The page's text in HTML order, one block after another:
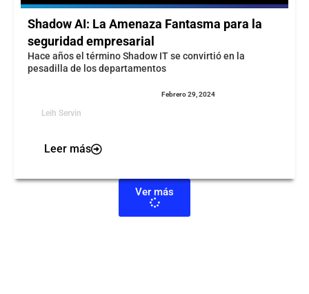
Shadow AI: La Amenaza Fantasma para la
seguridad empresarial
Hace años el término Shadow IT se convirtió en la
pesadilla de los departamentos
Leih Servin
Febrero 29, 2024
Leer más
Ver más